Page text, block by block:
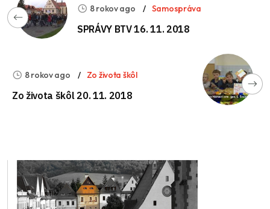
8 rokov ago Samospráva
SPRÁVY BTV 16. 11. 2018
8 rokov ago Zo života škôl
Zo života škôl 20. 11. 2018